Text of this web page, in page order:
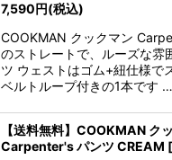
7,590円(税込)
COOKMAN クックマン
のストレートで、ルーズな雰
ツ ウェストはゴム+紐仕様で
ベルトループ付きの1本です …
【送料無料】COOKMAN ク
Carpenter's パンツ CREAM [